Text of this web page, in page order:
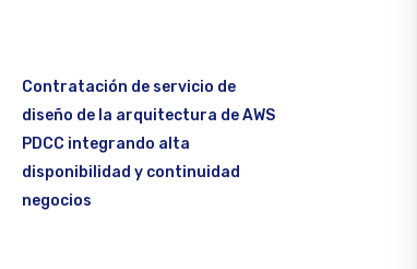
Contratación de servicio de
diseño de la arquitectura de AWS
PDCC integrando alta
disponibilidad y continuidad
negocios